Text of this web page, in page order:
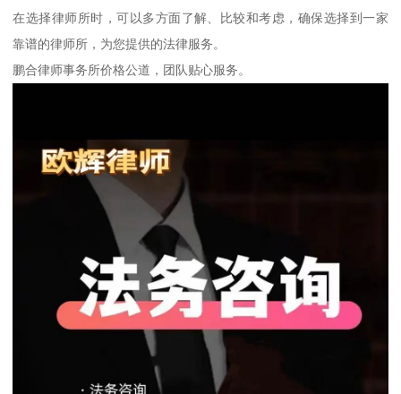
在选择律师所时，可以多方面了解、比较和考虑，确保选择到一家
靠谱的律师所，为您提供的法律服务。
鹏合律师事务所价格公道，团队贴心服务。